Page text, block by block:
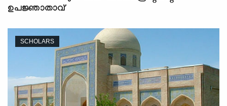
ഉപജ്ഞാതാവ്
SCHOLARS